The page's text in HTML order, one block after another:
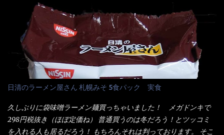
油脂、植物性たん白、食塩、とろろ芋、卵白)、かやく(小えびてん
ぷら)、添付調味料(砂糖、食塩、しょうゆ、魚介エキス、たん白加
水分解物、ねぎ、香辛料、 植物油 、香味油脂)／加工でん粉、調味
料(アミノ酸等)、炭酸カルシウム、カラメル色素、リン酸塩
(Na)、増粘多糖類、レシチン、酸化防止剤(ビタミンE)、クチナシ
色素、香料、ベニコウジ色素、ビタミンB2、ビタミンB1、香辛料
抽出物、(一部にえび・小麦・そば・卵・ さば ・大豆・豚肉・やま
いも・ゼラチンを含む) 材料から見れば、緑のたぬきの方が蒲鉾が
入っている！ あの半円形のヤツね！ それとカロチン色素・・・
さば！？ さばって鯖か？？ サバ読んでないか？？ ■カロリー
比較 緑のたぬき ...
いつきました。 見た目は、炎のシルエットが辛さを醸し出してい
る・・・ でもパッケージに惑わされてはいけない！！ 私はペ
ヤングの【獄激辛焼きそば】を完食した漢だ。 その後の獄激辛カ
レーもな！ 今回、カップヌードル激辛味噌はカップに敢えて辛
さレベルが記載されている。 それはレベル5！ 日清としては最上
位の辛さと云っている訳だ。 昨年モデルも食べてはいるけど、1年
も経つと記憶の彼方に・・・いや歳だから記憶力が、どうのこう
のではない。 記憶に残るだけのインパクトに欠けている商品と
云う事（当時） 開封すると・・・ 小袋なんてありゃしない！ カ
ップヌードルは基本蓋開けて、熱湯を注ぐだけで出来る！それが
デビュー時からの最大のポイント。 だから粉末スープの具も全
日清のラーメン屋さん 札幌みそ 5食パック 実食
久しぶりに袋味噌ラーメン麺買っちゃいました！ メガドンキで
298円税抜き（ほぼ定価ね） 普通買うのは冬だろう！とツッコミ
を入れる人も居るだろう！ もちろんそれは判っております。 そこ